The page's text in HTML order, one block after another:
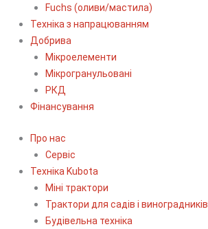
Fuchs (оливи/мастила)
Техніка з напрацюванням
Добрива
Мікроелементи
Мікрогранульовані
РКД
Фінансування
Про нас
Сервіс
Технiка Kubota
Міні трактори
Трактори для садів і виноградників
Будівельна техніка